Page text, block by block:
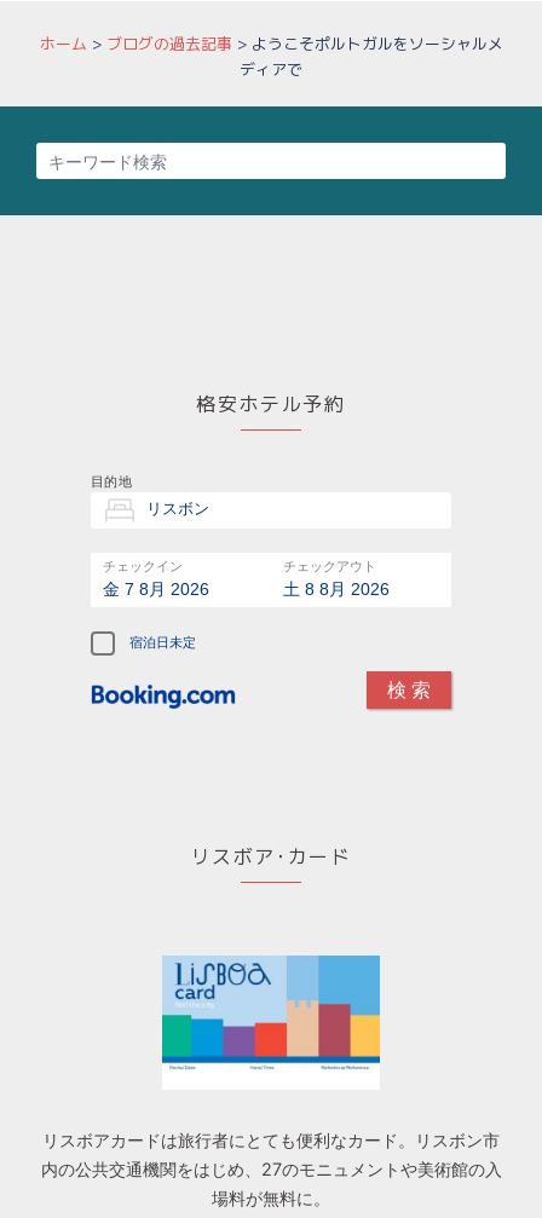
ホーム > ブログの過去記事 > ようこそポルトガルをソーシャルメ
ディアで
格安ホテル予約
目的地
チェックイン
金 7 8月 2026
チェックアウト
土 8 8月 2026
宿泊日未定
リスボア･カード
リスボアカードは旅行者にとても便利なカード。リスボン市
内の公共交通機関をはじめ、27のモニュメントや美術館の入
場料が無料に。